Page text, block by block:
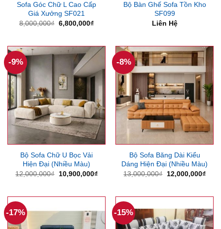
Sofa Góc Chữ L Cao Cấp
Giá Xưởng SF021
8,000,000₫ Giá
gốc
6,800,000₫Giá
6,800,000₫.
Bộ Bàn Ghế Sofa Tồn Kho
SF099
Liên Hệ
-9%
Bộ Sofa Chữ U Bọc Vải
Hiện Đại (Nhiều Màu)
12,000,000₫
Giá
10,900,000₫Giá
10,900,000₫.
-8%
Bộ Sofa Băng Dài Kiểu
Dáng Hiện Đại (Nhiều Màu)
13,000,000₫
Giá
12,000,000₫Giá
-17% -15%